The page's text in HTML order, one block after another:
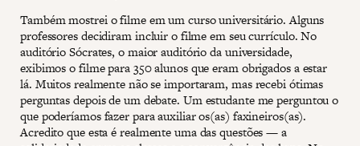
Também mostrei o filme em um curso universitário. Alguns
professores decidiram incluir o filme em seu currículo. No
auditório Sócrates, o maior auditório da universidade,
exibimos o filme para 350 alunos que eram obrigados a estar
lá. Muitos realmente não se importaram, mas recebi ótimas
perguntas depois de um debate. Um estudante me perguntou o
que poderíamos fazer para auxiliar os(as) faxineiros(as).
Acredito que esta é realmente uma das questões — a